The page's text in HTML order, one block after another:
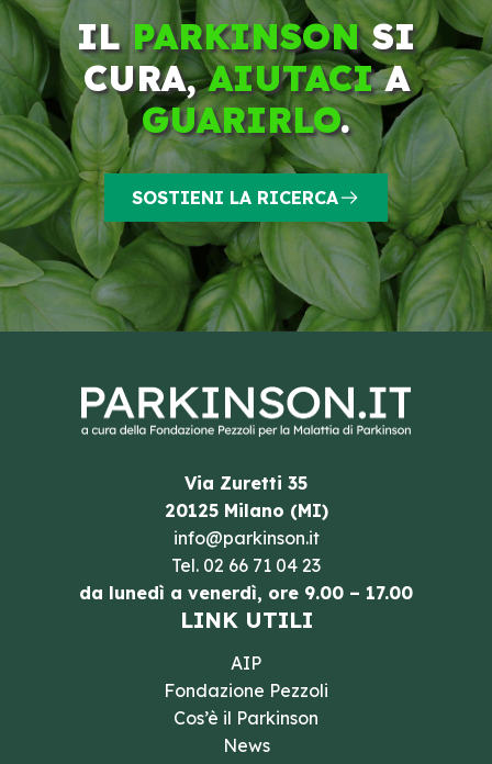
ILPARKINSONSI
CURA,AIUTACIA
GUARIRLO.
SOSTIENI LA RICERCA
Via Zuretti 35
20125 Milano (MI)
info@parkinson.it
Tel. 02 66 71 04 23
da lunedì a venerdì, ore 9.00 – 17.00
LINK UTILI
AIP
Fondazione Pezzoli
Cos’è il Parkinson
News